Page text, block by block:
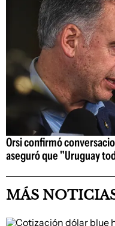
Orsi confirmó
aseguró que "Uruguay
MÁS